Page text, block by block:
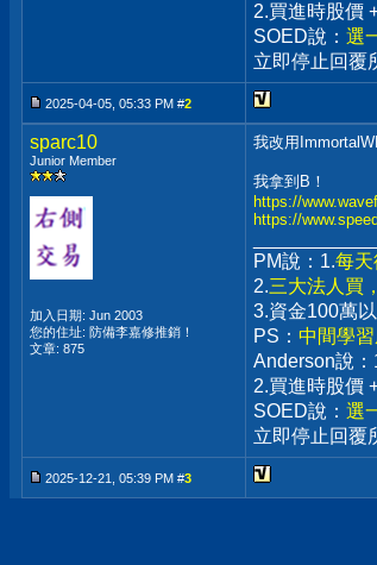
2.買進時股價
SOED說： 選
立即停止回覆
2025-04-05, 05:33 PM #2
sparc10
Junior Member
加入日期: Jun 2003
您的住址: 防備李嘉修推銷！
文章: 875
我改用
我拿到B！
https://
https://
PM說：1.每天
2.三大法人買
3.資金100萬
PS： 中間學
Anderson說：
2.買進時股價
SOED說： 選
立即停止回覆
2025-12-21, 05:39 PM #3